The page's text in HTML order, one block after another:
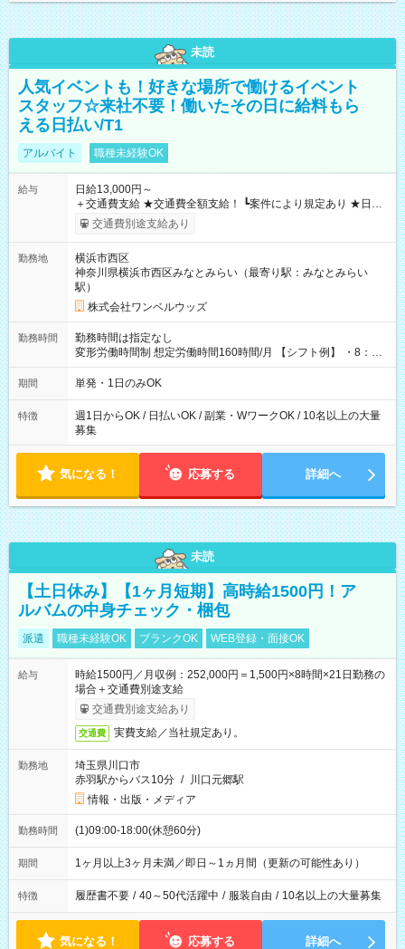
未読
人気イベントも！好きな場所で働けるイベント
スタッフ☆来社不要！働いたその日に給料もら
える日払い/T1
アルバイト 職種未経験OK
給与
日給13,000円～
＋交通費支給 ★交通費全額支給！ ┗案件により規定あり ★日払
いOK！（規定あり） ┗働いたその日に現金GET♪ お仕事後はコ
ンビニATMから 日払い分を引き落とせます！ 【試用期間】試
交通費別途支給あり
勤務地
横浜市西区
神奈川県横浜市西区みなとみらい（最寄り駅：みなとみらい
駅）
株式会社ワンベルウッズ
勤務時間
勤務時間は指定なし
変形労働時間制 想定労働時間160時間/月 【シフト例】 ・8：00
～21：00
期間 単発・1日のみOK
特徴
週1日からOK / 日払いOK / 副業・WワークOK / 10名以上の大量
募集
気になる！ 応募する 詳細へ
未読
【土日休み】【1ヶ月短期】高時給1500円！ア
ルバムの中身チェック・梱包
派遣 職種未経験OK ブランクOK WEB登録・面接OK
給与
時給1500円／月収例：252,000円＝1,500円×8時間×21日勤務の
場合＋交通費別途支給
交通費別途支給あり
交通費 実費支給／当社規定あり。
勤務地
埼玉県川口市
赤羽駅からバス10分 / 川口元郷駅
情報・出版・メディア
勤務時間 (1)09:00-18:00(休憩60分)
期間 1ヶ月以上3ヶ月未満／即日～1ヵ月間（更新の可能性あり）
特徴 履歴書不要 / 40～50代活躍中 / 服装自由 / 10名以上の大量募集
気になる！ 応募する 詳細へ